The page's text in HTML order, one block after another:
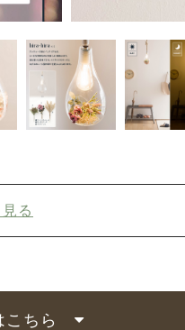
る
こちら